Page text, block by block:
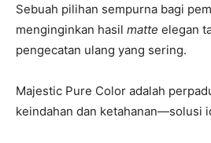
Sebuah pilihan sempurna bagi
menginginkan hasil matte elegan
pengecatan ulang yang sering.
Majestic Pure Color adalah
keindahan dan ketahanan—solusi